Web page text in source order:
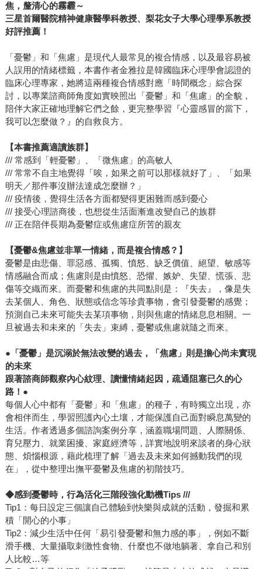
焦，釐清心的霧霾～
三星首爾醫院精神健康醫學科教授、梨花女子大學心理學系教授
好評推薦！
「憂鬱」和「焦慮」是現代人最常見的複合情感，以及最容易被
人誤用的情緒標籤，本書作者金雅拉是韓國臨床心理學會認證的
臨床心理專家，她將這兩種複合情感對應「時間概念」綜合探
討，以專業諮商師角度如實映照出「憂鬱」和「焦慮」的全貌，
陪伴大家正確地理解它們之餘，更完整學習『心靈感冒的當下，
我可以怎麼做？』的自救良方。
【本書推薦適讀族群】
/// 常感到「輕憂鬱」、「微焦慮」的高敏人
/// 常常不自主地覺得「唉，如果之前可以那樣就好了」、「如果
明天／那件事沒辦法達成怎麼辦？」
/// 疫情後，覺得生活各方面都變得更困難而感到憂心
/// 接受心理諮商後，也想從生活面漸進改變自己的族群
/// 正在陪伴長期為憂鬱症或焦慮症所苦的親友
【憂鬱&焦慮並非單一情緒，而是複合情感？】
憂鬱是由悲傷、罪惡感、孤獨、憤怒、缺乏價值、絕望、敏感等
情感融合而成；焦慮則是由憤怒、恐懼、嫉妒、失望、慌張、悲
傷等交織而來。而憂鬱和焦慮的共同點則是：『失去』，像是失
去某個人、角色、狀態或信念等珍貴事物，會引發憂鬱的感覺；
預測自己未來可能失去某項事物，則與焦慮的情緒息息相關。一
旦被過去和未來的「失去」束縛，憂鬱或焦慮就隨之而來。
●「憂鬱」是沉溺於無法改變的過去，「焦慮」則是擔心尚未實現
的未來
跟著諮商師觀察內心紋理、讀懂情緒起因，疏通阻塞已久的心
路！●
每個人心中都有「憂鬱」和「焦慮」的種子，有時獨立出現，亦
會相伴而生，學習照護內心土壤，才能保護自己面對瞬息萬變的
生活。作者透過多個諮詢案例分享，涵蓋職場問題、人際關係、
育兒壓力、就業困擾、家庭經濟等，詳實地說明來談者的身心狀
態、煩惱根源，藉此梳理了解「過去及未來如何撼動我們的現
在」，從中整理出撫平憂鬱及焦慮的初階技巧。
◆感到憂鬱時，行為活化三階段強化動機Tips ///
Tip1：每日設定三個讓自己體驗到快樂與成就的活動，發掘和累
積「開心的小事」
Tip2：減少生活中任何「易引發憂鬱和無力感的事」，例如不斷
滑手機、大量攝取刺激性食物、什麼也不做地躺著、拿自己和別
人比較…等